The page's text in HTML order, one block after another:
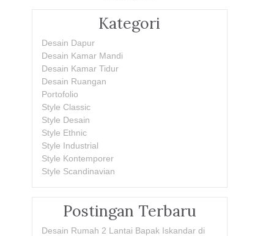
Kategori
Desain Dapur
Desain Kamar Mandi
Desain Kamar Tidur
Desain Ruangan
Portofolio
Style Classic
Style Desain
Style Ethnic
Style Industrial
Style Kontemporer
Style Scandinavian
Postingan Terbaru
Desain Rumah 2 Lantai Bapak Iskandar di